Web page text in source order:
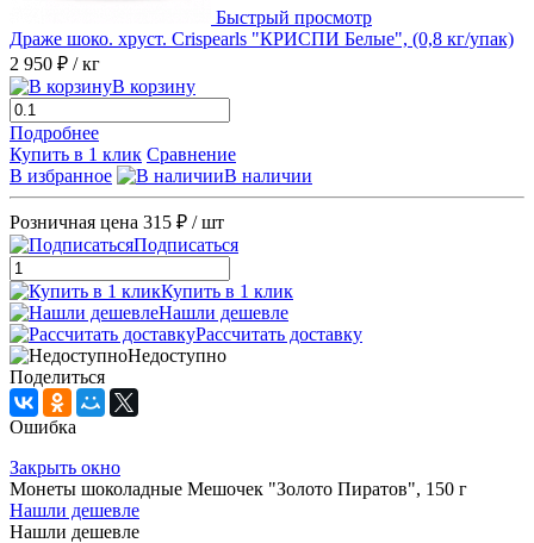
Быстрый просмотр
Драже шоко. хруст. Crispearls "КРИСПИ Белые", (0,8 кг/упак)
2 950 ₽ / кг
В корзину
Подробнее
Купить в 1 клик Сравнение
В избранное
В наличии
Розничная цена 315 ₽ / шт
Подписаться
Купить в 1 клик
Нашли дешевле
Рассчитать доставку
Недоступно
Поделиться
Ошибка
Закрыть окно
Монеты шоколадные Мешочек "Золото Пиратов", 150 г
Нашли дешевле
Нашли дешевле